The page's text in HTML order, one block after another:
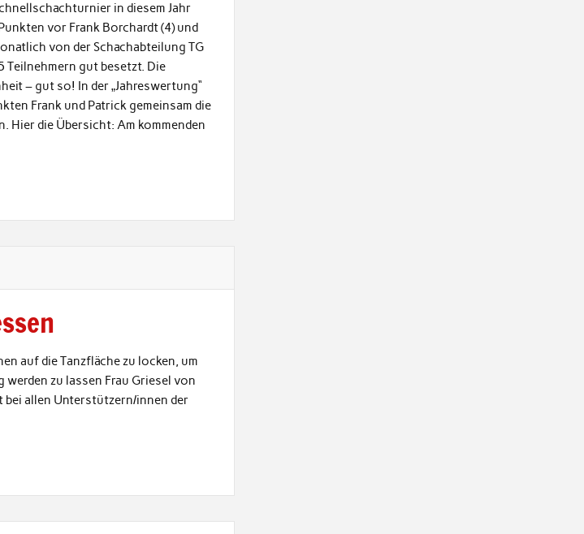
in diesem Jahr
vor Frank Borchardt (4) und
von der Schachabteilung TG
gut besetzt. Die
– gut so! In der „Jahreswertung“
Frank und Patrick gemeinsam die
Hier die Übersicht: Am kommenden
auf die Tanzfläche zu locken, um
zu lassen Frau Griesel von
bei allen Unterstützern/innen der